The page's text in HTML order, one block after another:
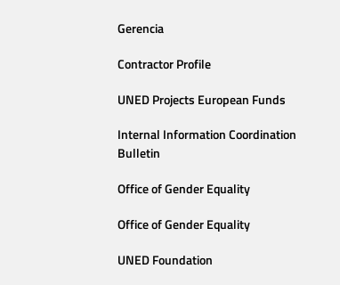
Gerencia
Contractor Profile
UNED Projects European Funds
Internal Information Coordination
Bulletin
Office of Gender Equality
Office of Gender Equality
UNED Foundation